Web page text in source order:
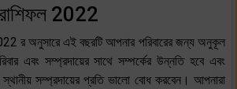
রাশিফল 2022
র অনুসারে এই বছরটি আপনার পরিবারের জন্য অনুকূল
এবং সম্প্রদায়ের সাথে সম্পর্কের উন্নতি হবে এবং
সম্প্রদায়ের প্রতি ভালো বোধ করবেন। আপনারা